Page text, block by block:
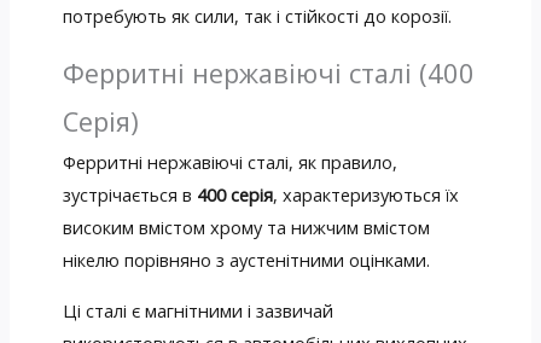
потребують як сили, так і стійкості до корозії.
Ферритні нержавіючі сталі (400
Серія)
Ферритні нержавіючі сталі, як правило,
зустрічається в 400 серія, характеризуються їх
високим вмістом хрому та нижчим вмістом
нікелю порівняно з аустенітними оцінками.
Ці сталі є магнітними і зазвичай